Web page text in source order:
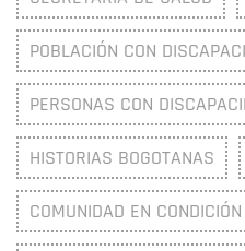
POBLACIÓN CON
PERSONAS CON
HISTORIAS BOGOTANAS
COMUNIDAD EN